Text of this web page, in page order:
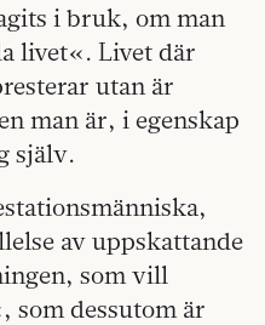
i bruk, om man
livet«. Livet där
utan är
man är, i egenskap
själv.
av uppskattande
som vill
som dessutom är